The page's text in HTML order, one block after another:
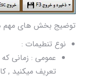
توضیج بخش های مهم
نوع تنطیمات :
عمومی : زمانی که
تعریف میکنید ,